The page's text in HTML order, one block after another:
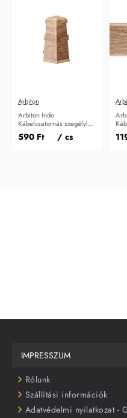
Arbiton
Arbiton Indo
Kábelcsatornás szegélyléc
Külső sarokidom Holm
Oak
590 Ft / cs
IMPRESSZUM
Rólunk
Szállítási információk
Adatvédelmi nyilatkozat -